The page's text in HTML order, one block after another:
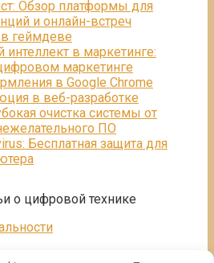
Обзор платформы для
и онлайн-встреч
геймдеве
интеллект в маркетинге:
маркетинге
в Google Chrome
в веб-разработке
очистка системы от
ПО
Бесплатная защита для
о цифровой технике